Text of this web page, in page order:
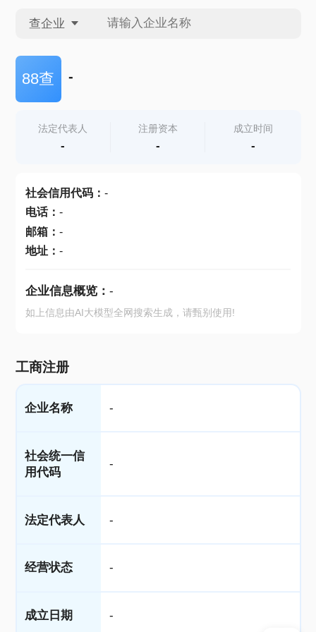
查企业
查企业
查产地
88查 -
法定代表人
-
注册资本
-
成立时间
-
社会信用代码： -
电话： -
邮箱： -
地址： -
企业信息概览： -
如上信息由AI大模型全网搜索生成，请甄别使用!
工商注册
企业名称 -
社会统一信
用代码
-
法定代表人 -
经营状态 -
成立日期 -